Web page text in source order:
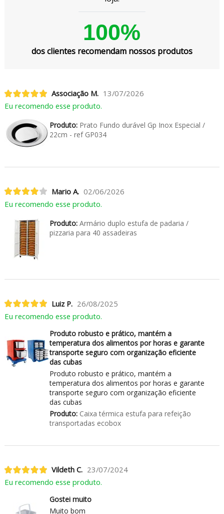
100%
dos clientes recomendam nossos produtos
Associação M. 13/07/2026
Eu recomendo esse produto.
Produto:Prato Fundo durável Gp Inox Especial /
22cm - ref GP034
Mario A. 02/06/2026
Eu recomendo esse produto.
Produto:Armário duplo estufa de padaria /
pizzaria para 40 assadeiras
Luiz P. 26/08/2025
Eu recomendo esse produto.
Produto robusto e prático, mantém a
temperatura dos alimentos por horas e garante
transporte seguro com organização eficiente
das cubas
Produto robusto e prático, mantém a
temperatura dos alimentos por horas e garante
transporte seguro com organização eficiente
das cubas
Produto:Caixa térmica estufa para refeição
transportadas ecobox
Vildeth C. 23/07/2024
Eu recomendo esse produto.
Gostei muito
Muito bom